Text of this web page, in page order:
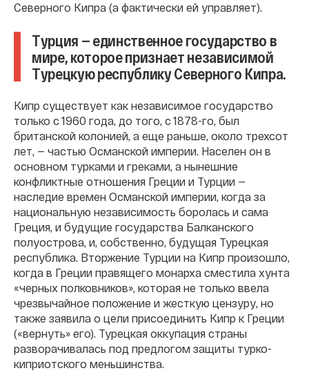
Северного Кипра (а фактически ей управляет).
Турция — единственное государство в
мире, которое признает независимой
Турецкую республику Северного Кипра.
Кипр существует как независимое государство
только с 1960 года, до того, с 1878-го, был
британской колонией, а еще раньше, около трехсот
лет, — частью Османской империи. Населен он в
основном турками и греками, а нынешние
конфликтные отношения Греции и Турции —
наследие времен Османской империи, когда за
национальную независимость боролась и сама
Греция, и будущие государства Балканского
полуострова, и, собственно, будущая Турецкая
республика. Вторжение Турции на Кипр произошло,
когда в Греции правящего монарха сместила хунта
«черных полковников», которая не только ввела
чрезвычайное положение и жесткую цензуру, но
также заявила о цели присоединить Кипр к Греции
(«вернуть» его). Турецкая оккупация страны
разворачивалась под предлогом защиты турко-
киприотского меньшинства.